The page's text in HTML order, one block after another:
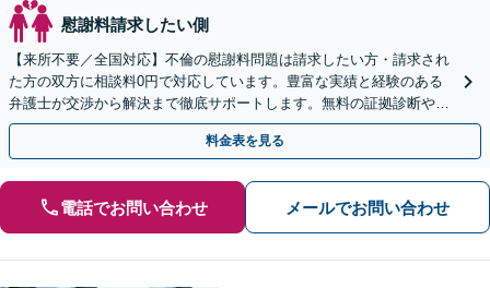
慰謝料請求したい側
【来所不要／全国対応】不倫の慰謝料問題は請求したい方・請求され
た方の双方に相談料0円で対応しています。豊富な実績と経験のある
弁護士が交渉から解決まで徹底サポートします。無料の証拠診断や着
手金の返還保証もありますので安心してご相談ください。
料金表を見る
電話でお問い合わせ メールでお問い合わせ